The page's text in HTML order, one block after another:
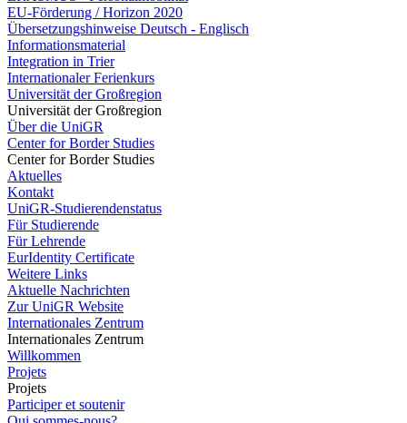
EU-Förderung / Horizon 2020
Übersetzungshinweise Deutsch - Englisch
Informationsmaterial
Integration in Trier
Internationaler Ferienkurs
Universität der Großregion
Universität der Großregion
Über die UniGR
Center for Border Studies
Center for Border Studies
Aktuelles
Kontakt
UniGR-Studierendenstatus
Für Studierende
Für Lehrende
EurIdentity Certificate
Weitere Links
Aktuelle Nachrichten
Zur UniGR Website
Internationales Zentrum
Internationales Zentrum
Willkommen
Projets
Projets
Participer et soutenir